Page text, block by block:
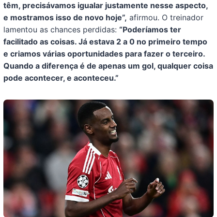
têm, precisávamos igualar justamente nesse aspecto,
e mostramos isso de novo hoje”, afirmou. O treinador
lamentou as chances perdidas:“Poderíamos ter
facilitado as coisas. Já estava 2 a 0 no primeiro tempo
e criamos várias oportunidades para fazer o terceiro.
Quando a diferença é de apenas um gol, qualquer coisa
pode acontecer, e aconteceu.”